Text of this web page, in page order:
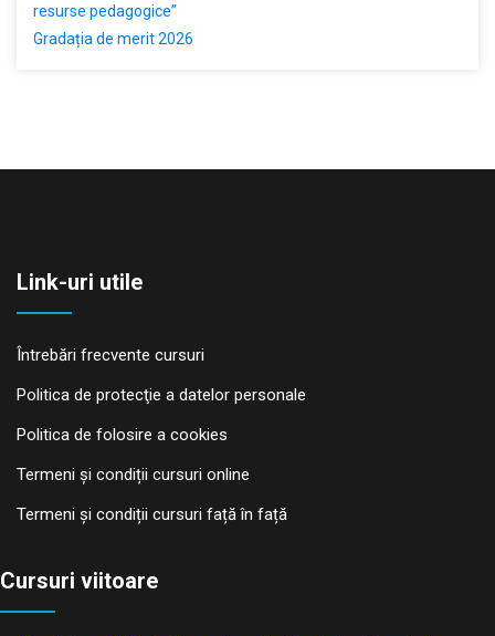
resurse pedagogice”
Gradația de merit 2026
Link-uri utile
Întrebări frecvente cursuri
Politica de protecţie a datelor personale
Politica de folosire a cookies
Termeni și condiții cursuri online
Termeni și condiții cursuri față în față
Cursuri viitoare